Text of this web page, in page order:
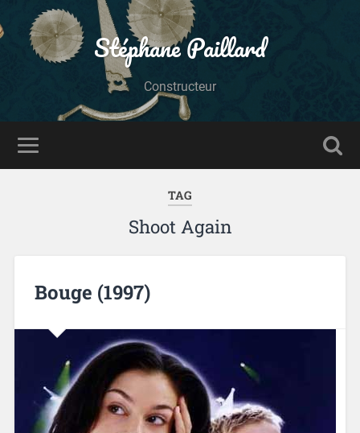
Stéphane Paillard
Constructeur
TAG
Shoot Again
Bouge (1997)